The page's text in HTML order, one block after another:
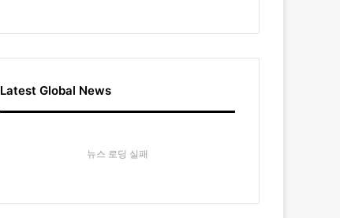
Latest Global News
뉴스 로딩 실패